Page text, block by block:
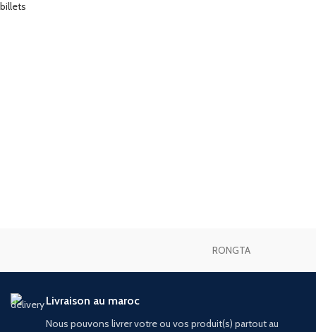
billets
RONGTA
Livraison au maroc
Nous pouvons livrer votre ou vos produit(s) partout au